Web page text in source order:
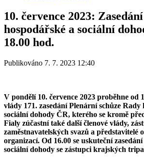
10. července 2023:
hospodářské a sociální
18.00 hod.
Publikováno 7. 7. 2023 12:40
V pondělí 10. července 2023 proběhne od
vlády 171. zasedání Plenární schůze Rady
sociální dohody ČR, kterého se kromě
Fialy zúčastní také další členové vlády,
zaměstnavatelských svazů a představitelé
organizací. Od 16.00 se uskuteční
sociální dohody se zástupci krajských